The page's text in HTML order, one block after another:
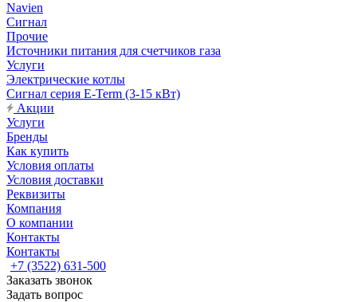
Navien
Сигнал
Прочие
Источники питания для счетчиков газа
Услуги
Электрические котлы
Сигнал серия E-Term (3-15 кВт)
Акции
Услуги
Бренды
Как купить
Условия оплаты
Условия доставки
Реквизиты
Компания
О компании
Контакты
Контакты
+7 (3522) 631-500
Заказать звонок
Задать вопрос